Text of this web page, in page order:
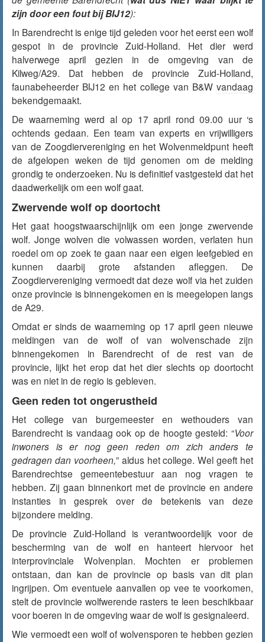
zijn door een fout bij BIJ12):
In Barendrecht is enige tijd geleden voor het eerst een wolf
gespot in de provincie Zuid-Holland. Het dier werd
halverwege april gezien in de omgeving van de
Kilweg/A29. Dat hebben de provincie Zuid-Holland,
faunabeheerder BIJ12 en het college van B&W vandaag
bekendgemaakt.
De waarneming werd al op 17 april rond 09.00 uur ‘s
ochtends gedaan. Een team van experts en vrijwilligers
van de Zoogdiervereniging en het Wolvenmeldpunt heeft
de afgelopen weken de tijd genomen om de melding
grondig te onderzoeken. Nu is definitief vastgesteld dat het
daadwerkelijk om een wolf gaat.
Zwervende wolf op doortocht
Het gaat hoogstwaarschijnlijk om een jonge zwervende
wolf. Jonge wolven die volwassen worden, verlaten hun
roedel om op zoek te gaan naar een eigen leefgebied en
kunnen daarbij grote afstanden afleggen. De
Zoogdiervereniging vermoedt dat deze wolf via het zuiden
onze provincie is binnengekomen en is meegelopen langs
de A29.
Omdat er sinds de waarneming op 17 april geen nieuwe
meldingen van de wolf of van wolvenschade zijn
binnengekomen in Barendrecht of de rest van de
provincie, lijkt het erop dat het dier slechts op doortocht
was en niet in de regio is gebleven.
Geen reden tot ongerustheid
Het college van burgemeester en wethouders van
Barendrecht is vandaag ook op de hoogte gesteld: “Voor
inwoners is er nog geen reden om zich anders te
gedragen dan voorheen,” aldus het college. Wel geeft het
Barendrechtse gemeentebestuur aan nog vragen te
hebben. Zij gaan binnenkort met de provincie en andere
instanties in gesprek over de betekenis van deze
bijzondere melding.
De provincie Zuid-Holland is verantwoordelijk voor de
bescherming van de wolf en hanteert hiervoor het
interprovinciale Wolvenplan. Mochten er problemen
ontstaan, dan kan de provincie op basis van dit plan
ingrijpen. Om eventuele aanvallen op vee te voorkomen,
stelt de provincie wolfwerende rasters te leen beschikbaar
voor boeren in de omgeving waar de wolf is gesignaleerd.
Wie vermoedt een wolf of wolvensporen te hebben gezien